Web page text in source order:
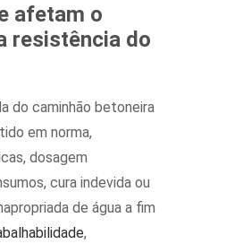
afetam o
resistência do
do caminhão betoneira
em norma,
dosagem
cura indevida ou
de água a fim
,